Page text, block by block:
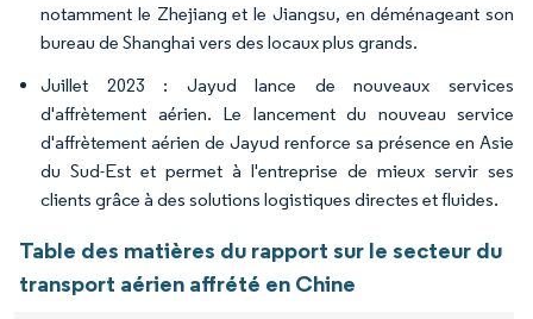
notamment le Zhejiang et le Jiangsu, en déménageant son
bureau de Shanghai vers des locaux plus grands.
Juillet 2023 : Jayud lance de nouveaux services
d'affrètement aérien. Le lancement du nouveau service
d'affrètement aérien de Jayud renforce sa présence en Asie
du Sud-Est et permet à l'entreprise de mieux servir ses
clients grâce à des solutions logistiques directes et fluides.
Table des matières du rapport sur le secteur du
transport aérien affrété en Chine